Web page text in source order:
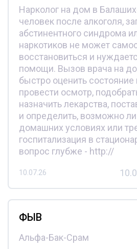
Нарколог на дом в
человек после алкоголя,
абстинентного синдрома
наркотиков не может
восстановиться и
помощи. Вызов врача на
быстро оценить состояние
провести осмотр,
назначить лекарства,
и определить, возможно
домашних условиях или
госпитализация в
вопрос глубже - http://
10.07.26
ФЫВ
Альфа-Бак-Срам